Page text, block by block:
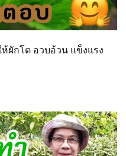
ผักโต อวบอ้วน แข็งแรง